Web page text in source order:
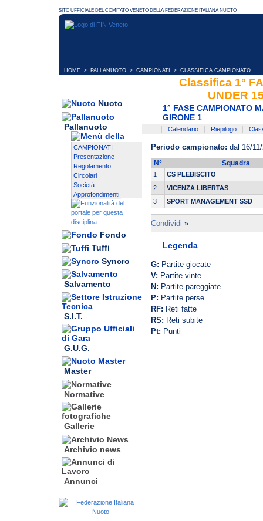
HOME > PALLANUOTO > CAMPIONATI > CLASSIFICA CAMPIONATO
Nuoto
Pallanuoto
CAMPIONATI
Presentazione
Regolamento
Circolari
Società
Approfondimenti
Fondo
Tuffi
Syncro
Salvamento
S.I.T.
G.U.G.
Master
Normative
Gallerie
Archivio news
Annunci
Classifica 1°
UNDER
1° FASE CAMPIONATO
GIRONE 1
Calendario Riepilogo
Periodo campionato: dal 16/
N° Squadra
1
CS PLEBISCITO
2
VICENZA LIBERTAS
3
SPORT MANAGEMENT SSD
Condividi »
Legenda
G: Partite giocate
V: Partite vinte
N: Partite pareggiate
P: Partite perse
RF: Reti fatte
RS: Reti subite
Pt: Punti